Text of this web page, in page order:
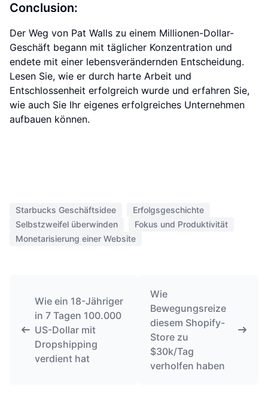
Conclusion:
Der Weg von Pat Walls zu einem Millionen-Dollar-
Geschäft begann mit täglicher Konzentration und
endete mit einer lebensverändernden Entscheidung.
Lesen Sie, wie er durch harte Arbeit und
Entschlossenheit erfolgreich wurde und erfahren Sie,
wie auch Sie Ihr eigenes erfolgreiches Unternehmen
aufbauen können.
Starbucks Geschäftsidee
Erfolgsgeschichte
Selbstzweifel überwinden
Fokus und Produktivität
Monetarisierung einer Website
Wie ein 18-Jähriger
in 7 Tagen 100.000
US-Dollar mit
Dropshipping
verdient hat
Wie
Bewegungsreize
diesem Shopify-
Store zu
$30k/Tag
verholfen haben